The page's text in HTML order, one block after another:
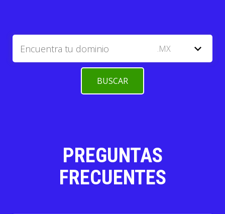
.MX expand_more
BUSCAR
PREGUNTAS
FRECUENTES